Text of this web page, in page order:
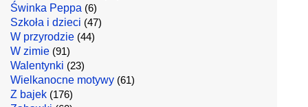
Świnka Peppa (6)
Szkoła i dzieci (47)
W przyrodzie (44)
W zimie (91)
Walentynki (23)
Wielkanocne motywy (61)
Z bajek (176)